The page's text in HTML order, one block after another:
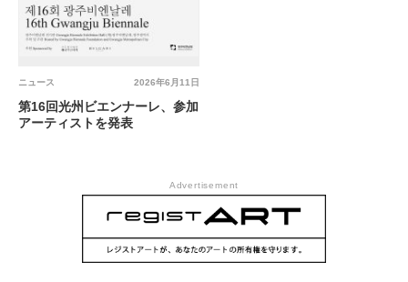
2026年6月11日
ニュース
第16回光州ビエンナーレ、参加
アーティストを発表
Advertisement